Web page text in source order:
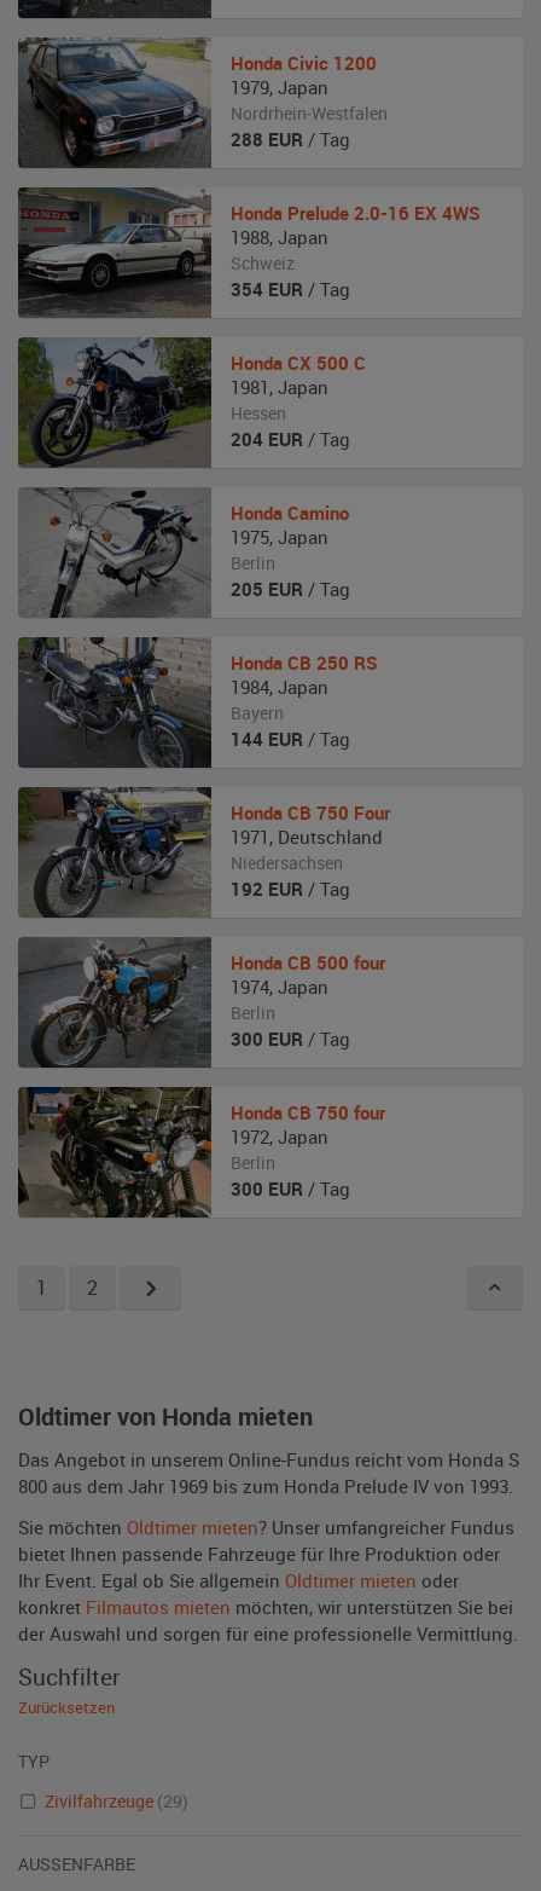
Oldtimer von Honda mieten
Das Angebot in unserem Online-Fundus reicht vom Honda S
800 aus dem Jahr 1969 bis zum Honda Prelude IV von 1993.
Sie möchten Oldtimer mieten? Unser umfangreicher Fundus
bietet Ihnen passende Fahrzeuge für Ihre Produktion oder
Ihr Event. Egal ob Sie allgemein Oldtimer mieten oder
konkret Filmautos mieten möchten, wir unterstützen Sie bei
der Auswahl und sorgen für eine professionelle Vermittlung.
Honda Civic 1200
1979, Japan
Nordrhein-Westfalen
288 EUR / Tag
Honda Prelude 2.0-16 EX 4WS
1988, Japan
Schweiz
354 EUR / Tag
Honda CX 500 C
1981 , Japan
Hessen
204 EUR / Tag
Honda Camino
1975, Japan
Berlin
205 EUR / Tag
Honda CB 250 RS
1984, Japan
Bayern
144 EUR / Tag
Honda CB 750 Four
1971 , Deutschland
Niedersachsen
192 EUR / Tag
Honda CB 500 four
1974, Japan
Berlin
300 EUR / Tag
Honda CB 750 four
1972, Japan
Berlin
300 EUR / Tag
1 2
Suchfilter
Zurücksetzen
TYP
Zivilfahrzeuge (29)
AUSSENFARBE